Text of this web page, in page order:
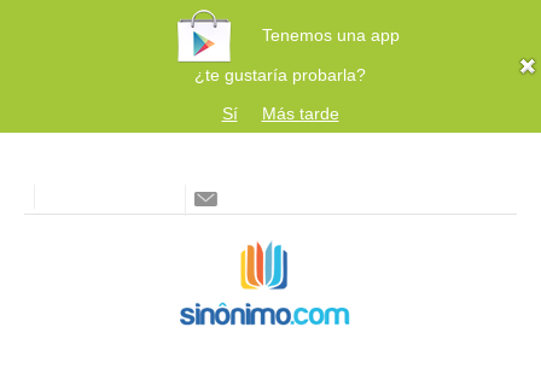
Tenemos una app
¿te gustaría probarla?
Sí
Más tarde